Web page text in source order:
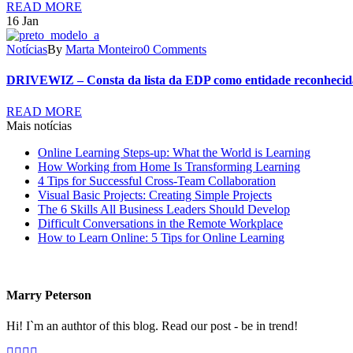
READ MORE
16 Jan
NotíciasBy Marta Monteiro0 Comments
DRIVEWIZ – Consta da lista da EDP como entidade
READ MORE
Mais notícias
Online Learning Steps-up: What the World is Learning
How Working from Home Is Transforming Learning
4 Tips for Successful Cross-Team Collaboration
Visual Basic Projects: Creating Simple Projects
The 6 Skills All Business Leaders Should Develop
Difficult Conversations in the Remote Workplace
How to Learn Online: 5 Tips for Online Learning
Marry Peterson
Hi! I`m an authtor of this blog. Read our post - be in trend!